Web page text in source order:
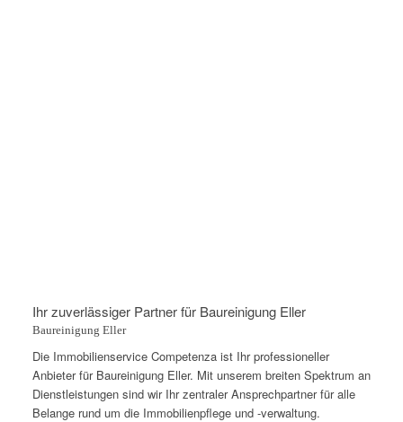
Ihr zuverlässiger Partner für Baureinigung Eller
Baureinigung Eller
Die Immobilienservice Competenza ist Ihr professioneller
Anbieter für Baureinigung Eller. Mit unserem breiten Spektrum an
Dienstleistungen sind wir Ihr zentraler Ansprechpartner für alle
Belange rund um die Immobilienpflege und -verwaltung.